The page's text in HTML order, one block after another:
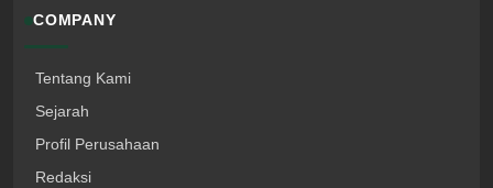
COMPANY
Tentang Kami
Sejarah
Profil Perusahaan
Redaksi